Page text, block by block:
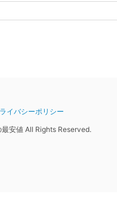
イバシーポリシー
安値 All Rights Reserved.